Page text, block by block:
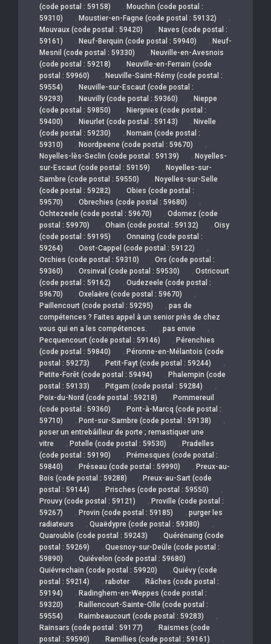
(code postal : 59158)
, Mouchin (code postal :
59310)
, Moustier-en-Fagne (code postal : 59132) ,
Mouvaux (code postal : 59420) , Naves (code postal :
59161)
, Neuf-Berquin (code postal : 59940) , Neuf-
Mesnil (code postal : 59330)
, Neuville-en-Avesnois
(code postal : 59218)
, Neuville-en-Ferrain (code
postal : 59960)
, Neuville-Saint-Rémy (code postal :
59554)
, Neuville-sur-Escaut (code postal :
59293)
, Neuvilly (code postal : 59360) , Nieppe
(code postal : 59850)
, Niergnies (code postal :
59400)
, Nieurlet (code postal : 59143) , Nivelle
(code postal : 59230)
, Nomain (code postal :
59310)
, Noordpeene (code postal : 59670) ,
Noyelles-lès-Seclin (code postal : 59139) , Noyelles-
sur-Escaut (code postal : 59159)
, Noyelles-sur-
Sambre (code postal : 59550)
, Noyelles-sur-Selle
(code postal : 59282)
, Obies (code postal :
59570)
, Obrechies (code postal : 59680) ,
Ochtezeele (code postal : 59670) , Odomez (code
postal : 59970)
, Ohain (code postal : 59132) , Oisy
(code postal : 59195)
, Onnaing (code postal :
59264)
, Oost-Cappel (code postal : 59122) ,
Orchies (code postal : 59310) , Ors (code postal :
59360)
, Orsinval (code postal : 59530) , Ostricourt
(code postal : 59162)
, Oudezeele (code postal :
59670)
, Oxelaëre (code postal : 59670) ,
Paillencourt (code postal : 59295) , pas de
compétences ? Faites appel à un senior près de chez
vous qui en a les compétences.
, pas envie ,
Pecquencourt (code postal : 59146) , Pérenchies
(code postal : 59840)
, Péronne-en-Mélantois (code
postal : 59273)
, Petit-Fayt (code postal : 59244) ,
Petite-Forêt (code postal : 59494) , Phalempin (code
postal : 59133)
, Pitgam (code postal : 59284) ,
Poix-du-Nord (code postal : 59218) , Pommereuil
(code postal : 59360)
, Pont-à-Marcq (code postal :
59710)
, Pont-sur-Sambre (code postal : 59138) ,
poser un entrebâilleur de porte ; remastiquer une
vitre
, Potelle (code postal : 59530) , Pradelles
(code postal : 59190)
, Prémesques (code postal :
59840)
, Préseau (code postal : 59990) , Preux-au-
Bois (code postal : 59288)
, Preux-au-Sart (code
postal : 59144)
, Prisches (code postal : 59550) ,
Prouvy (code postal : 59121) , Proville (code postal :
59267)
, Provin (code postal : 59185) , purger les
radiateurs
, Quaëdypre (code postal : 59380) ,
Quarouble (code postal : 59243) , Quérénaing (code
postal : 59269)
, Quesnoy-sur-Deûle (code postal :
59890)
, Quiévelon (code postal : 59680) ,
Quiévrechain (code postal : 59920) , Quiévy (code
postal : 59214)
, raboter , Râches (code postal :
59194)
, Radinghem-en-Weppes (code postal :
59320)
, Raillencourt-Sainte-Olle (code postal :
59554)
, Raimbeaucourt (code postal : 59283) ,
Rainsars (code postal : 59177) , Raismes (code
postal : 59590)
, Ramillies (code postal : 59161) ,